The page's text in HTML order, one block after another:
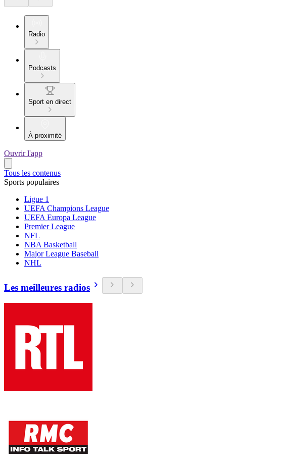
Radio
Podcasts
Sport en direct
À proximité
Ouvrir l'app
Tous les contenus
Sports populaires
Ligue 1
UEFA Champions League
UEFA Europa League
Premier League
NFL
NBA Basketball
Major League Baseball
NHL
Les meilleures radios